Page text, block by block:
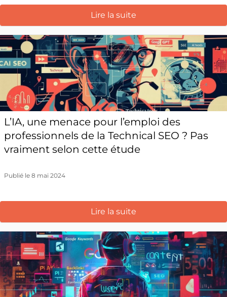
Lire la suite
L’IA, une menace pour l’emploi des
professionnels de la Technical SEO ? Pas
vraiment selon cette étude
Publié le 8 mai 2024
Lire la suite